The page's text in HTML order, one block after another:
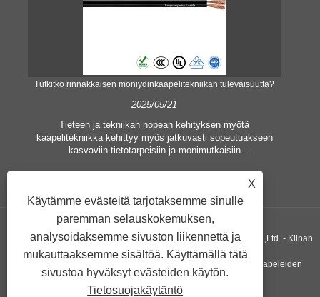
Tutkitko rinnakkaisen moniydinkaapelitekniikan tulevaisuutta?
2025/05/21
Tieteen ja tekniikan nopean kehityksen myötä
kaapelitekniikka kehittyy myös jatkuvasti sopeutuakseen
kasvaviin tietotarpeisiin ja monimutkaisiin
on tullut avainsana, joka on herättänyt paljon huomiota. Se
edustaa uudenlaista kaapelirakennetta, joka on suunniteltu
parantamaan lähetyksen tehokkuutta, vähentämään
latenssia ja täyttämään nykyaikaisten viestintälaitteiden
Copyright © 2019 Xiangshan Haoguang Electric Wire & Cable Co.,Ltd. - Kiinan
palohälytyskaapelit, yksijohtimien kaapelien toimittajat, PVC-kaapeleiden
valmistajat Kaikki oikeudet pidätetään.
X
Käytämme evästeitä tarjotaksemme sinulle
paremman selauskokemuksen,
analysoidaksemme sivuston liikennettä ja
mukauttaaksemme sisältöä. Käyttämällä tätä
sivustoa hyväksyt evästeiden käytön.
Tietosuojakäytäntö